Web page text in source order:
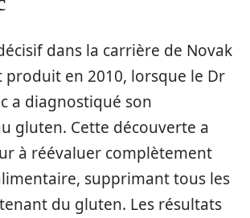
dans la carrière de Novak
produit en 2010, lorsque le Dr
a diagnostiqué son
gluten. Cette découverte a
à réévaluer complètement
supprimant tous les
du gluten. Les résultats